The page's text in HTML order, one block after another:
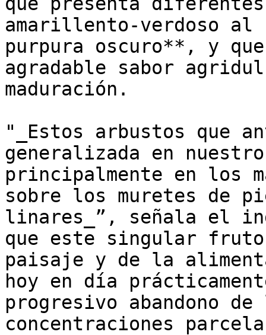
amarillento-verdoso
purpura oscuro**, y
agradable sabor
maduración.
"_Estos arbustos que
generalizada en
principalmente en los
sobre los muretes de
linares_”, señala el
que este singular
paisaje y de la
hoy en día
progresivo abandono
concentraciones